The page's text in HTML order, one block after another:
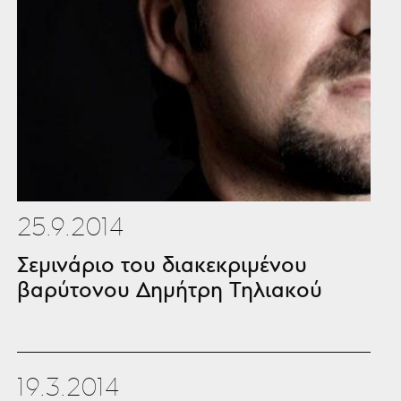
25.9.2014
Σεμινάριο του διακεκριμένου
βαρύτονου Δημήτρη Τηλιακού
19.3.2014